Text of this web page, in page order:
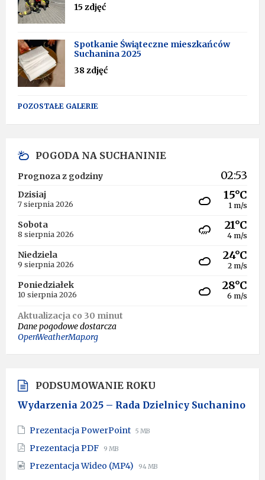
15 zdjęć
Spotkanie Świąteczne mieszkańców
Suchanina 2025
38 zdjęć
POZOSTAŁE GALERIE
POGODA NA SUCHANINIE
Prognoza z godziny 02:53
Dzisiaj
7 sierpnia 2026
15°C
1 m/s
Sobota
8 sierpnia 2026
21°C
4 m/s
Niedziela
9 sierpnia 2026
24°C
2 m/s
Poniedziałek
10 sierpnia 2026
28°C
6 m/s
Aktualizacja co 30 minut
Dane pogodowe dostarcza
OpenWeatherMap.org
PODSUMOWANIE ROKU
Wydarzenia 2025 – Rada Dzielnicy Suchanino
Prezentacja PowerPoint File
File
5 MB
Prezentacja PDF File
pdf
File
9 MB
Prezentacja Wideo (MP4) File
File
94 MB